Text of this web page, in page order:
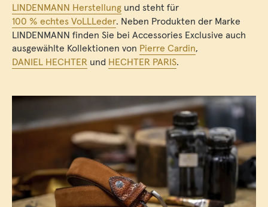
LINDENMANN Herstellung und steht für
100 % echtes VoLLLeder. Neben Produkten der Marke
LINDENMANN finden Sie bei Accessories Exclusive auch
ausgewählte Kollektionen von Pierre Cardin,
DANIEL HECHTER und HECHTER PARIS.